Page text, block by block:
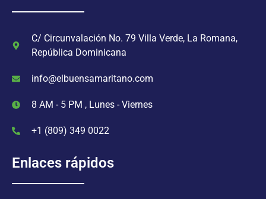
C/ Circunvalación No. 79 Villa Verde, La Romana,
República Dominicana
info@elbuensamaritano.com
8 AM - 5 PM , Lunes - Viernes
+1 (809) 349 0022
Enlaces rápidos